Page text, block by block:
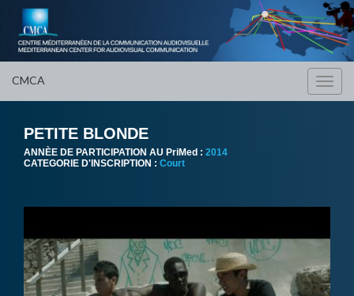
CMCA
PETITE BLONDE
ANNÈE DE PARTICIPATION AU PriMed : 2014
CATEGORIE D'INSCRIPTION : Court